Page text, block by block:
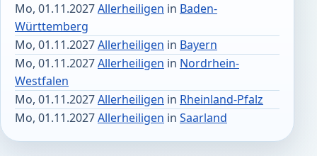
Mo, 01.11.2027Allerheiligen in Baden-
Württemberg
Mo, 01.11.2027Allerheiligen in Bayern
Mo, 01.11.2027Allerheiligen in Nordrhein-
Westfalen
Mo, 01.11.2027Allerheiligen in Rheinland-Pfalz
Mo, 01.11.2027Allerheiligen in Saarland